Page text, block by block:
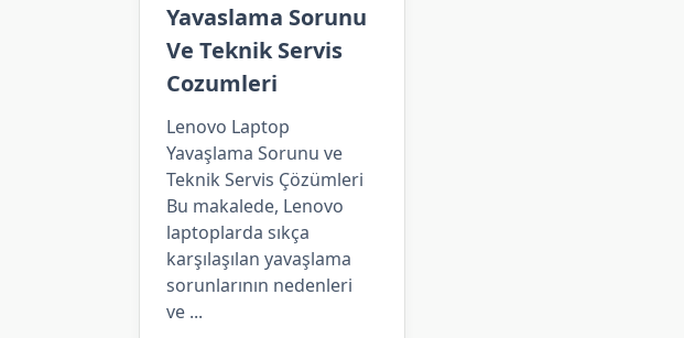
Yavaslama Sorunu
Ve Teknik Servis
Cozumleri
Lenovo Laptop
Yavaşlama Sorunu ve
Teknik Servis Çözümleri
Bu makalede, Lenovo
laptoplarda sıkça
karşılaşılan yavaşlama
sorunlarının nedenleri
ve ...